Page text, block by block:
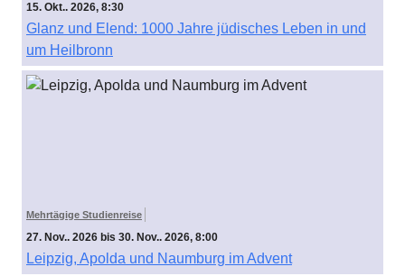
15. Okt.. 2026, 8:30
Glanz und Elend: 1000 Jahre jüdisches Leben in und
um Heilbronn
Mehrtägige Studienreise
27. Nov.. 2026 bis 30. Nov.. 2026, 8:00
Leipzig, Apolda und Naumburg im Advent